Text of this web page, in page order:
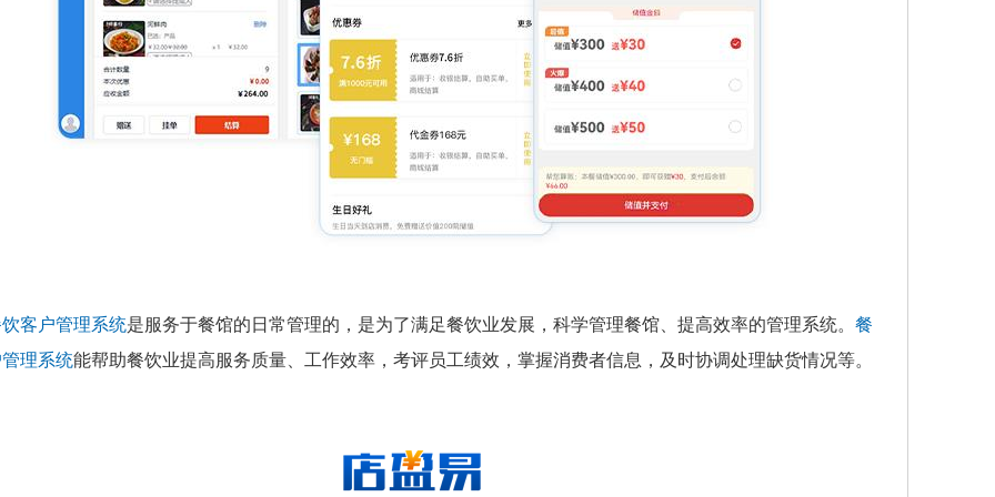
客户管理系统是服务于餐馆的日常管理的，是为了满足餐饮业发展，科学管理餐馆、提高效率的管理系统。 餐
理系统能帮助餐饮业提高服务质量、工作效率，考评员工绩效，掌握消费者信息，及时协调处理缺货情况等。